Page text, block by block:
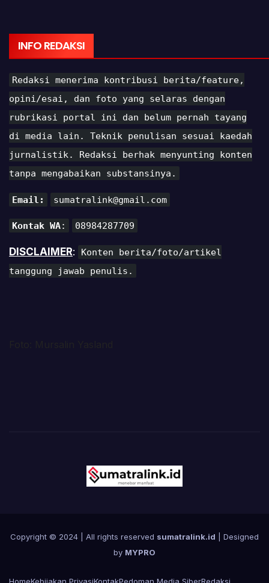
INFO REDAKSI
Redaksi menerima kontribusi berita/feature,
opini/esai, dan foto yang selaras dengan
rubrikasi portal ini dan belum pernah tayang
di media lain. Teknik penulisan sesuai kaedah
jurnalistik. Redaksi berhak menyunting konten
tanpa mengabaikan substansinya.
Email: sumatralink@gmail.com
Kontak WA: 08984287709
DISCLAIMER:
Konten berita/foto/artikel
tanggung jawab penulis.
Copyright © 2024 | All rights reserved sumatralink.id | Designed
by MYPRO